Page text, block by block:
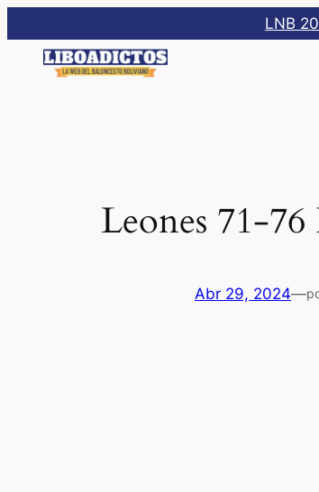
al
contenido
LNB
Leones 71-
Abr 29, 2024—